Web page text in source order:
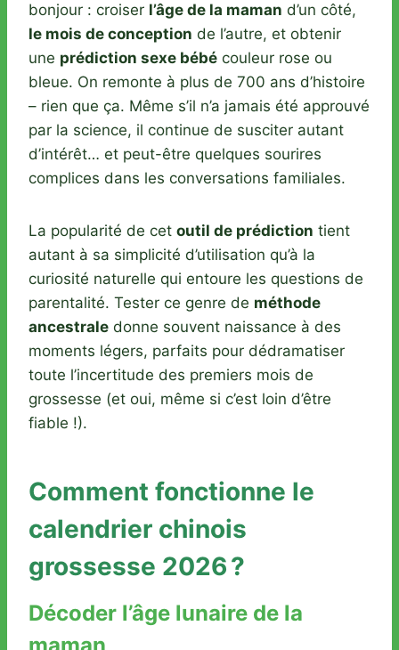
bonjour : croiser l’âge de la maman d’un côté,
le mois de conception de l’autre, et obtenir
une prédiction sexe bébé couleur rose ou
bleue. On remonte à plus de 700 ans d’histoire
– rien que ça. Même s’il n’a jamais été approuvé
par la science, il continue de susciter autant
d’intérêt… et peut-être quelques sourires
complices dans les conversations familiales.
La popularité de cet outil de prédiction tient
autant à sa simplicité d’utilisation qu’à la
curiosité naturelle qui entoure les questions de
parentalité. Tester ce genre de méthode
ancestrale donne souvent naissance à des
moments légers, parfaits pour dédramatiser
toute l’incertitude des premiers mois de
grossesse (et oui, même si c’est loin d’être
fiable !).
Comment fonctionne le
calendrier chinois
grossesse 2026 ?
Décoder l’âge lunaire de la